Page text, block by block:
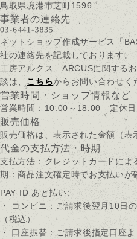
鳥取県境港市芝町1596
事業者の連絡先
ネットショップ作成サービス「
社の連絡先を記載しております。
工房アルクス ARCUSに関する
談は、 こちらからお問い合わせく
営業時間・ショップ情報など
営業時間：10:00～18:00 定休日
販売価格
販売価格は、表示された金額（
代金の支払方法・時期
支払方法：クレジットカードに
期：商品注文確定時でお支払いが
PAY ID あと払い:
・ コンビニ：ご請求後翌月10日
（税込）
・ 口座振替：ご請求後指定口座